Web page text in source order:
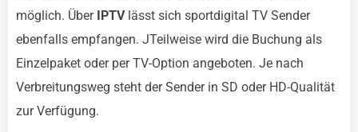
möglich. Über IPTVlässt sich sportdigital TV Sender
ebenfalls empfangen. JTeilweise wird die Buchung als
Einzelpaket oder per TV-Option angeboten. Je nach
Verbreitungsweg steht der Sender in SD oder HD-Qualität
zur Verfügung.